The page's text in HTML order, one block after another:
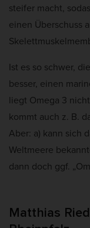
steifer macht,
einen Überschuss
Ist es so schwer,
besser, einen
liegt Omega 3
kommt auch z. B.
Aber: a) kann sich
Weltmeere
dann doch ggf.
Matthias